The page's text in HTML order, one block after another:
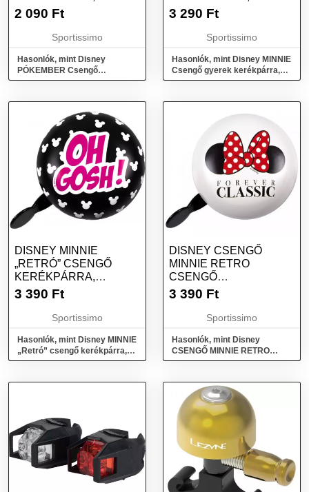
MÉRET
2 090 Ft
Sportissimo
Hasonlók, mint Disney
PÓKEMBER Csengő
kerékpárra, piros, méret
MÉRET
3 290 Ft
Sportissimo
Hasonlók, mint Disney MINNIE
Csengő gyerek kerékpárra,
fehér, méret
DISNEY MINNIE
„RETRÓ” CSENGŐ
KERÉKPÁRRA,
FEKETE, MÉRET
3 390 Ft
Sportissimo
Hasonlók, mint Disney MINNIE
„Retró” csengő kerékpárra,
fekete, méret
DISNEY CSENGŐ
MINNIE RETRO
CSENGŐ
KERÉKPÁRRA, FEHÉR,
3 390 Ft
Sportissimo
Hasonlók, mint Disney
CSENGŐ MINNIE RETRO
Csengő kerékpárra, fehér,